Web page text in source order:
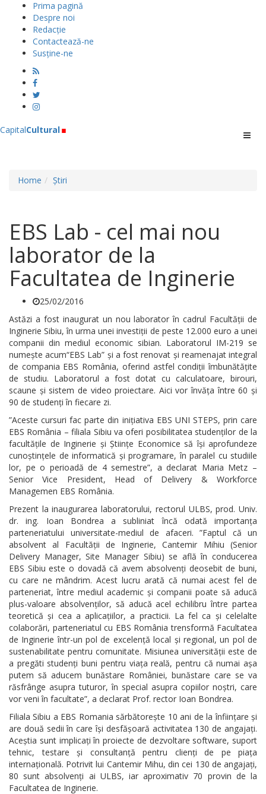
Prima pagină
Despre noi
Redacție
Contactează-ne
Susține-ne
Menu
CapitalCultural.
Home Știri
EBS Lab - cel mai nou
laborator de la
Facultatea de Inginerie
25/02/2016
Astăzi a fost inaugurat un nou laborator în cadrul Facultății de
Inginerie Sibiu, în urma unei investiții de peste 12.000 euro a unei
companii din mediul economic sibian. Laboratorul IM-219 se
numește acum“EBS Lab” și a fost renovat și reamenajat integral
de compania EBS România, oferind astfel condiții îmbunătățite
de studiu. Laboratorul a fost dotat cu calculatoare, birouri,
scaune și sistem de video proiectare. Aici vor învăța între 60 și
90 de studenți în fiecare zi.
”Aceste cursuri fac parte din inițiativa EBS UNI STEPS, prin care
EBS România – filiala Sibiu va oferi posibilitatea studenților de la
facultățile de Inginerie și Științe Economice să își aprofundeze
cunoștințele de informatică și programare, în paralel cu studiile
lor, pe o perioadă de 4 semestre”, a declarat Maria Metz –
Senior Vice President, Head of Delivery & Workforce
Managemen EBS România.
Prezent la inaugurarea laboratorului, rectorul ULBS, prod. Univ.
dr. ing. Ioan Bondrea a subliniat încă odată importanța
parteneriatului universitate-mediul de afaceri. ”Faptul că un
absolvent al Facultății de Inginerie, Cantemir Mihiu (Senior
Delivery Manager, Site Manager Sibiu) se află în conducerea
EBS Sibiu este o dovadă că avem absolvenți deosebit de buni,
cu care ne mândrim. Acest lucru arată că numai acest fel de
parteneriat, între mediul academic și companii poate să aducă
plus-valoare absolvenților, să aducă acel echilibru între partea
teoretică și cea a aplicațiilor, a practicii. La fel ca și celelalte
colaborări, parteneriatul cu EBS România trensformă Facultatea
de Inginerie într-un pol de excelență local și regional, un pol de
sustenabilitate pentru comunitate. Misiunea universității este de
a pregăti studenți buni pentru viața reală, pentru că numai așa
putem să aducem bunăstare României, bunăstare care se va
răsfrânge asupra tuturor, în special asupra copiilor noștri, care
vor veni în facultate”, a declarat Prof. rector Ioan Bondrea.
Filiala Sibiu a EBS Romania sărbătorește 10 ani de la înființare și
are două sedii în care își desfășoară activitatea 130 de angajați.
Aceștia sunt implicați în proiecte de dezvoltare software, suport
tehnic, testare și consultanță pentru clienți de pe piața
internațională. Potrivit lui Cantemir Mihu, din cei 130 de angajați,
80 sunt absolvenți ai ULBS, iar aproximativ 70 provin de la
Facultatea de Inginerie.